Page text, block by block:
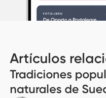
Artículos
Tradiciones
naturales de